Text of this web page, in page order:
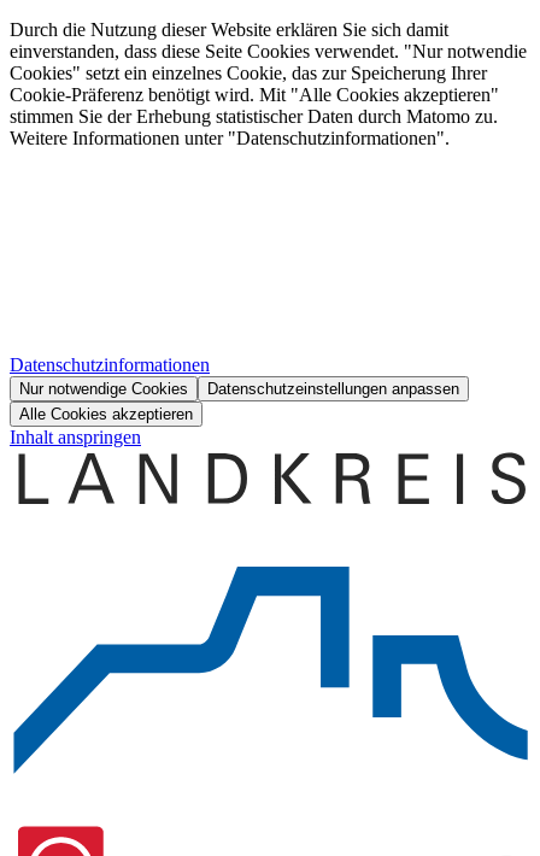
Durch die Nutzung dieser Website erklären Sie sich damit
einverstanden, dass diese Seite Cookies verwendet. "Nur notwendie
Cookies" setzt ein einzelnes Cookie, das zur Speicherung Ihrer
Cookie-Präferenz benötigt wird. Mit "Alle Cookies akzeptieren"
stimmen Sie der Erhebung statistischer Daten durch Matomo zu.
Weitere Informationen unter "Datenschutzinformationen".
Datenschutzinformationen
Nur notwendige Cookies
Datenschutzeinstellungen anpassen
Alle Cookies akzeptieren
Inhalt anspringen